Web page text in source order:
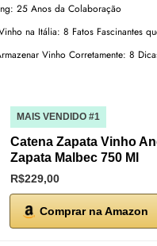
25 Anos da Colaboração
na Itália: 8 Fatos Fascinantes
Vinho Corretamente: 8
MAIS VENDIDO #1
Catena Zapata Vinho
Zapata Malbec 750 Ml
R$229,00
Comprar na Amazon